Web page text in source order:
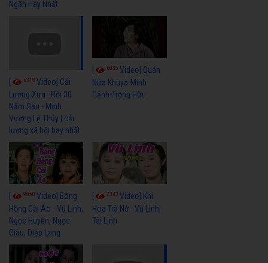
Ngân Hay Nhất
6318 Video] Cải
Lương Xưa : Rồi 30
Năm Sau - Minh
Vương Lệ Thủy | cải
lương xã hội hay nhất
6035Video] Quán
Nửa Khuya-Minh
Cảnh-Trọng Hữu
9050 Video] Bông
Hồng Cài Áo - Vũ Linh,
Ngọc Huyền, Ngọc
Giàu, Diệp Lang
7343Video] Khi
Hoa Trà Nở - Vũ Linh,
Tài Linh